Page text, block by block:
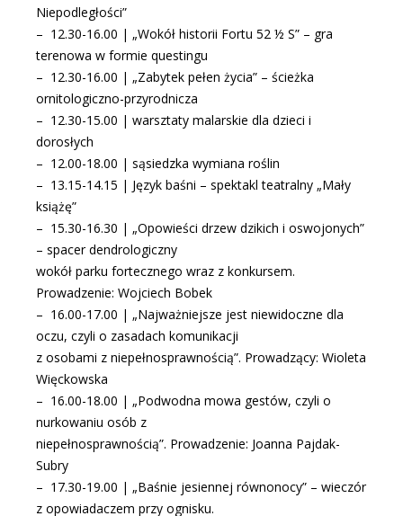
Niepodległości”
– 12.30-16.00 | „Wokół historii Fortu 52 ½ S” – gra
terenowa w formie questingu
– 12.30-16.00 | „Zabytek pełen życia” – ścieżka
ornitologiczno-przyrodnicza
– 12.30-15.00 | warsztaty malarskie dla dzieci i
dorosłych
– 12.00-18.00 | sąsiedzka wymiana roślin
– 13.15-14.15 | Język baśni – spektakl teatralny „Mały
książę”
– 15.30-16.30 | „Opowieści drzew dzikich i oswojonych”
– spacer dendrologiczny
wokół parku fortecznego wraz z konkursem.
Prowadzenie: Wojciech Bobek
– 16.00-17.00 | „Najważniejsze jest niewidoczne dla
oczu, czyli o zasadach komunikacji
z osobami z niepełnosprawnością”. Prowadzący: Wioleta
Więckowska
– 16.00-18.00 | „Podwodna mowa gestów, czyli o
nurkowaniu osób z
niepełnosprawnością”. Prowadzenie: Joanna Pajdak-
Subry
– 17.30-19.00 | „Baśnie jesiennej równonocy” – wieczór
z opowiadaczem przy ognisku.